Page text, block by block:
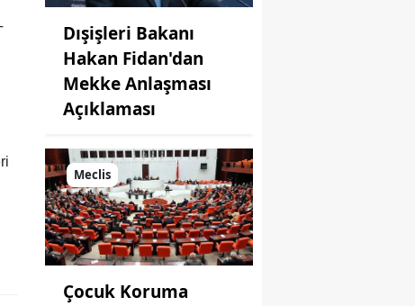
Dışişleri Bakanı
Hakan Fidan'dan
Mekke Anlaşması
Açıklaması
Meclis
Çocuk Koruma